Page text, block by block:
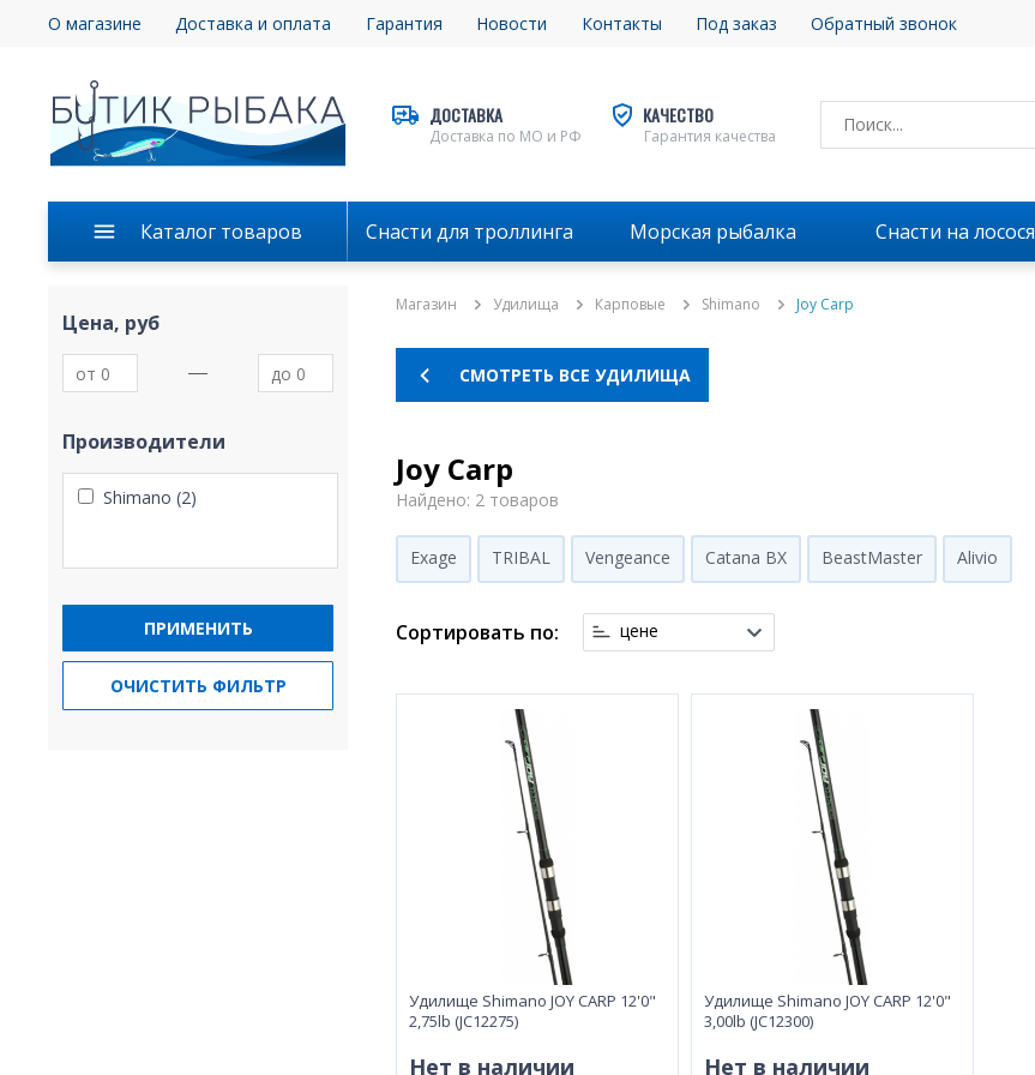
О магазине Доставка и оплата Гарантия Новости Контакты Под заказ Обратный звонок
ДОСТАВКА
Доставка по МО и РФ
КАЧЕСТВО
Гарантия качества
Каталог товаров Снасти для троллинга Морская рыбалка Снасти на лосося
Цена, руб
Производители
Shimano (2)
ПРИМЕНИТЬ
ОЧИСТИТЬ ФИЛЬТР
Магазин Удилища Карповые Shimano Joy Carp
СМОТРЕТЬ ВСЕ УДИЛИЩА
Joy Carp
Найдено: 2 товаров
Exage TRIBAL Vengeance Catana BX BeastMaster Alivio
Сортировать по: цене
Удилище Shimano JOY CARP 12'0"
2,75lb (JC12275)
Нет в наличии
Удилище Shimano JOY CARP 12'0"
3,00lb (JC12300)
Нет в наличии